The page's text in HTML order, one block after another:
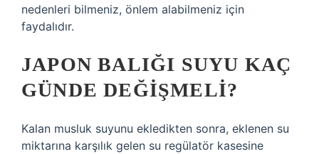
nedenleri bilmeniz, önlem alabilmeniz için
faydalıdır.
JAPON BALIĞI SUYU KAÇ
GÜNDE DEĞIŞMELI?
Kalan musluk suyunu ekledikten sonra, eklenen su
miktarına karşılık gelen su regülatör kasesine